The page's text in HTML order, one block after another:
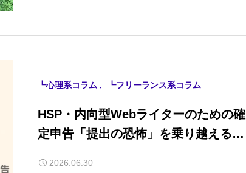
┗心理系コラム ┗フリーランス系コラム
HSP・内向型Webライターのための確
定申告「提出の恐怖」を乗り越える見
2026.06.30